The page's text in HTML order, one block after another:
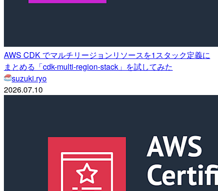
AWS CDK でマルチリージョンリソースを1スタック定義に
まとめる「cdk-multi-region-stack」を試してみた
suzuki.ryo
2026.07.10